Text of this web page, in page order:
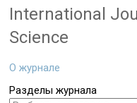
International
Science
О журнале
Разделы журнала